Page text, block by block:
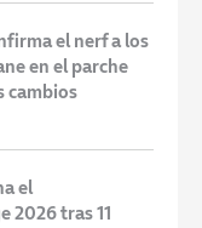
el nerf a los
en el parche
cambios
el
2026 tras 11